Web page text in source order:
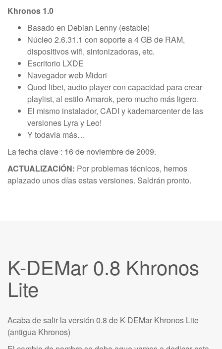
Khronos 1.0
Basado en Debian Lenny (estable)
Núcleo 2.6.31.1 con soporte a 4 GB de RAM,
dispositivos wifi, sintonizadoras, etc.
Escritorio LXDE
Navegador web Midori
Quod libet, audio player con capacidad para crear
playlist, al estilo Amarok, pero mucho más ligero.
El mismo instalador, CADI y kademarcenter de las
versiones Lyra y Leo!
Y todavia más…
La fecha clave : 16 de noviembre de 2009.
ACTUALIZACIÓN: Por problemas técnicos, hemos
aplazado unos días estas versiones. Saldrán pronto.
K-DEMar 0.8 Khronos
Lite
Acaba de salir la versión 0.8 de K-DEMar Khronos Lite
(antigua Khronos)